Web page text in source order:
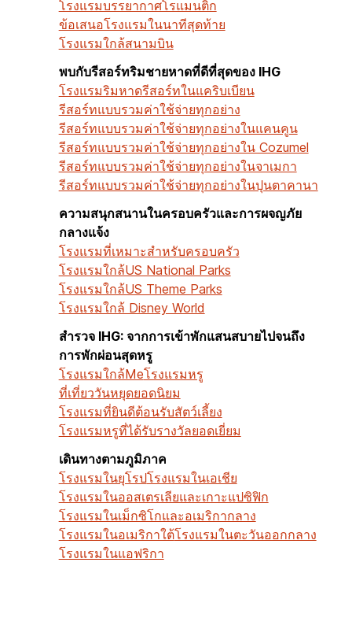
โรงแรมบรรยากาศโรแมนติก
ข้อเสนอโรงแรมในนาทีสุดท้าย
โรงแรมใกล้สนามบิน
พบกับรีสอร์ทริมชายหาดที่ดีที่สุดของ IHG
โรงแรมริมหาดรีสอร์ทในแคริบเบียน
รีสอร์ทแบบรวมค่าใช้จ่ายทุกอย่าง
รีสอร์ทแบบรวมค่าใช้จ่ายทุกอย่างในแคนคูน
รีสอร์ทแบบรวมค่าใช้จ่ายทุกอย่างใน Cozumel
รีสอร์ทแบบรวมค่าใช้จ่ายทุกอย่างในจาเมกา
รีสอร์ทแบบรวมค่าใช้จ่ายทุกอย่างในปุนตาคานา
ความสนุกสนานในครอบครัวและการผจญภัย
กลางแจ้ง
โรงแรมที่เหมาะสำหรับครอบครัว
โรงแรมใกล้US National Parks
โรงแรมใกล้US Theme Parks
โรงแรมใกล้ Disney World
สำรวจ IHG: จากการเข้าพักแสนสบายไปจนถึง
การพักผ่อนสุดหรู
โรงแรมใกล้Meโรงแรมหรู
ที่เที่ยววันหยุดยอดนิยม
โรงแรมที่ยินดีต้อนรับสัตว์เลี้ยง
โรงแรมหรูที่ได้รับรางวัลยอดเยี่ยม
เดินทางตามภูมิภาค
โรงแรมในยุโรปโรงแรมในเอเชีย
โรงแรมในออสเตรเลียและเกาะแปซิฟิก
โรงแรมในเม็กซิโกและอเมริกากลาง
โรงแรมในอเมริกาใต้โรงแรมในตะวันออกกลาง
โรงแรมในแอฟริกา